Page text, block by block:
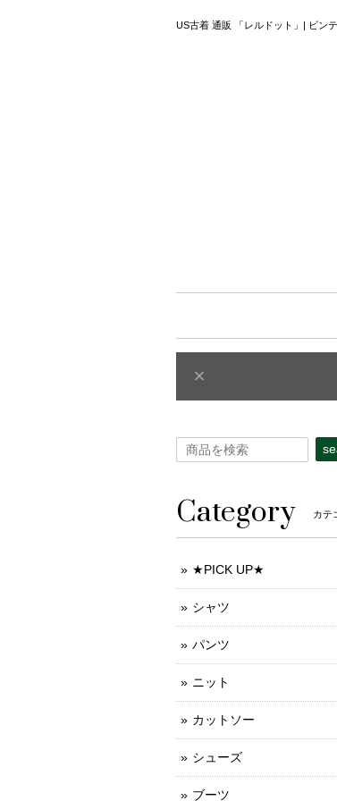
US古着 通販 「レルドット」| ビン
Category カテ
★PICK UP★
シャツ
パンツ
ニット
カットソー
シューズ
ブーツ